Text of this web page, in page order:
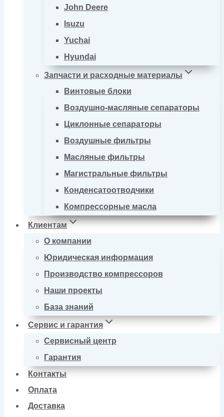
John Deere
Isuzu
Yuchai
Hyundai
Запчасти и расходные материалы
Винтовые блоки
Воздушно-масляные сепараторы
Циклонные сепараторы
Воздушные фильтры
Масляные фильтры
Магистральные фильтры
Конденсатоотводчики
Компрессорные масла
Клиентам
О компании
Юридическая информация
Производство компрессоров
Наши проекты
База знаний
Сервис и гарантия
Сервисный центр
Гарантия
Контакты
Оплата
Доставка